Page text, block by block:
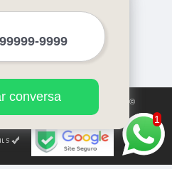
do site
Serviços
de direitos autorais. Copyright©
1
conversa